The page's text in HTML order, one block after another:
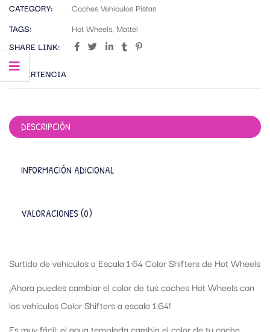
CATEGORY:
Coches Vehiculos Pistas
TAGS:
Hot Wheels, Mattel
SHARE LINK:
ADVERTENCIA
DESCRIPCIÓN
INFORMACIÓN ADICIONAL
VALORACIONES (0)
Surtido de vehículos a Escala 1:64 Color Shifters de Hot Wheels
¡Ahora puedes cambiar el color de tus coches Hot Wheels con
los vehículos Color Shifters a escala 1:64!
Es muy fácil: el agua templada cambia el color de tu coche,